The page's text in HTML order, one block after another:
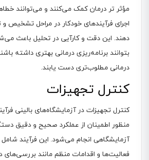
مؤثر تر درمان کمک می‌کنند و می‌توانند
اجرای فرآیندهای خودکار در مراحل تشخیص
دهند. این دقت و کارآیی در تحلیل باعث
بتوانند برنامه‌ریزی درمانی بهتری داشته
درمانی مطلوب‌تری دست یابند.
کنترل تجهیزات
کنترل تجهیزات در آزمایشگاه‌های بالینی
منظور اطمینان از عملکرد صحیح و دقیق
آزمایشگاهی انجام می‌شود. این فرآیند
فعالیت‌ها و اقدامات منظم مانند بررسی‌های